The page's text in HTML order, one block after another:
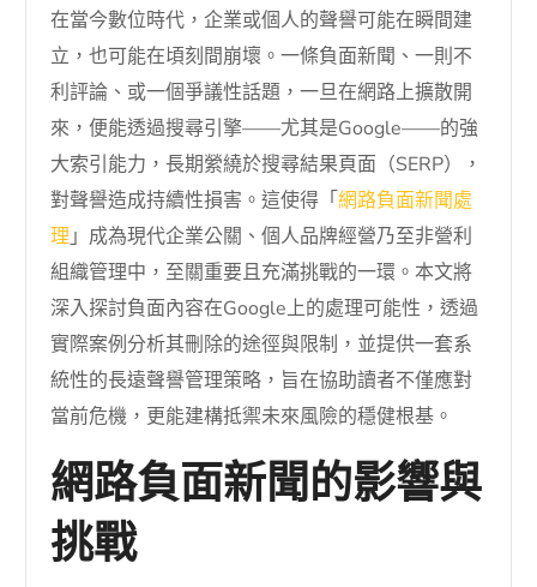
在當今數位時代，企業或個人的聲譽可能在瞬間建
立，也可能在頃刻間崩壞。一條負面新聞、一則不
利評論、或一個爭議性話題，一旦在網路上擴散開
來，便能透過搜尋引擎——尤其是Google——的強
大索引能力，長期縈繞於搜尋結果頁面（SERP），
對聲譽造成持續性損害。這使得「網路負面新聞處
理」成為現代企業公關、個人品牌經營乃至非營利
組織管理中，至關重要且充滿挑戰的一環。本文將
深入探討負面內容在Google上的處理可能性，透過
實際案例分析其刪除的途徑與限制，並提供一套系
統性的長遠聲譽管理策略，旨在協助讀者不僅應對
當前危機，更能建構抵禦未來風險的穩健根基。
網路負面新聞的影響與
挑戰